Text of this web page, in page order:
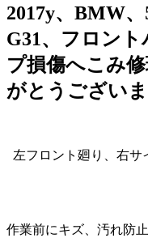
2017y、BMW
G31、フロン
プ損傷へこみ
がとうございま
左フロント廻り、右サ
作業前にキズ、汚れ防